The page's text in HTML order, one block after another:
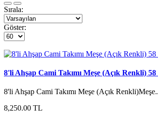
Sırala:
Göster:
8'li Ahşap Cami Takımı Meşe (Açık Renkli) 58
8'li Ahşap Cami Takımı Meşe (Açık Renkli)Meşe..
8,250.00 TL